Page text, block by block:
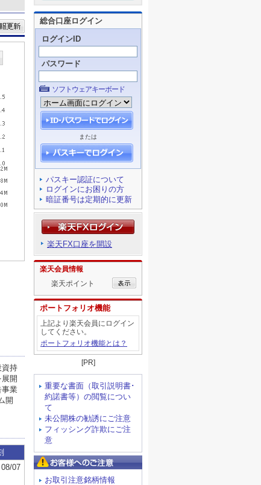
総合口座ログイン
ログインID
パスワード
ソフトウェアキーボード
または
パスキー認証について
ログインにお困りの方
暗証番号は定期的に更新
楽天FX口座を開設
楽天会員情報
楽天ポイント
ポートフォリオ機能
上記より楽天会員にログイン
してください。
ポートフォリオ機能とは？
[PR]
重要な書面（取引説明書･
約諾書等）の閲覧につい
て
未公開株の勧誘にご注意
フィッシング詐欺にご注
意
お取引注意銘柄情報